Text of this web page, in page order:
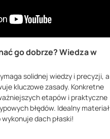
go dobrze? Wiedza w
solidnej wiedzy i precyzji, a
kluczowe zasady. Konkretne
etapów i praktyczne
błędów. Idealny materiał
dach płaski!